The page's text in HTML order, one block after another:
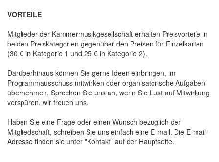
VORTEILE
Mitglieder der Kammermusikgesellschaft erhalten Preisvorteile in
beiden Preiskategorien gegenüber den Preisen für Einzelkarten
(30 € in Kategorie 1 und 25 € in Kategorie 2).
Darüberhinaus können Sie gerne Ideen einbringen, im
Programmausschuss mitwirken oder organisatorische Aufgaben
übernehmen. Sprechen Sie uns an, wenn Sie Lust auf Mitwirkung
verspüren, wir freuen uns.
Haben Sie eine Frage oder einen Wunsch bezüglich der
Mitgliedschaft, schreiben Sie uns einfach eine E-mail. Die E-mail-
Adresse finden sie unter "Kontakt" auf der Hauptseite.